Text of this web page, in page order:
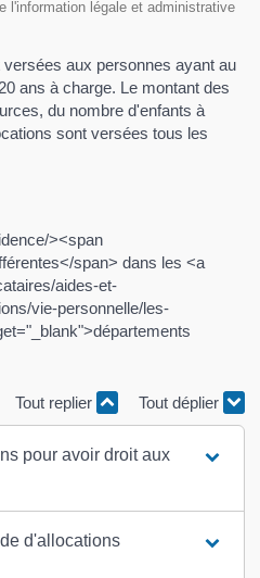
l'information légale et administrative
aux personnes ayant au
ans à charge. Le montant des
du nombre d'enfants à
sont versées tous les
><span
span> dans les <a
aides-et-
vie-personnelle/les-
Tout replier Tout déplier
pour avoir droit aux
d'allocations